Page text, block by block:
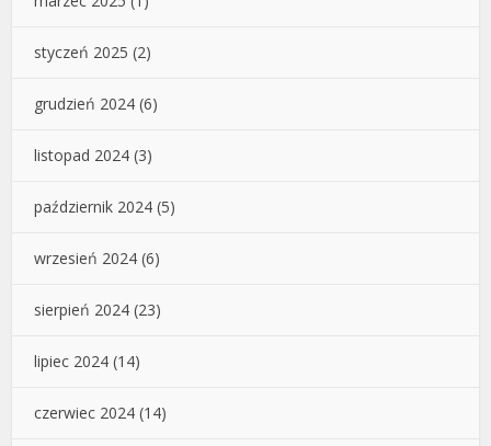
styczeń 2025 (2)
grudzień 2024 (6)
listopad 2024 (3)
październik 2024 (5)
wrzesień 2024 (6)
sierpień 2024 (23)
lipiec 2024 (14)
czerwiec 2024 (14)